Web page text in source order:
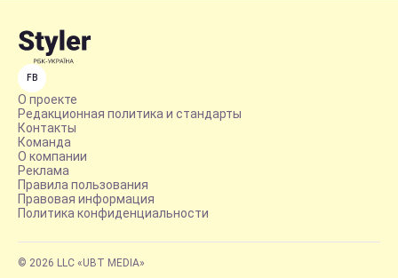
FB
О проекте
Редакционная политика и стандарты
Контакты
Команда
О компании
Реклама
Правила пользования
Правовая информация
Политика конфиденциальности
© 2026 LLC «UBT MEDIA»